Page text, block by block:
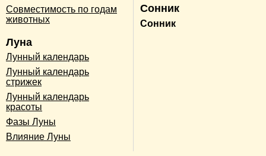
Совместимость по годам
животных
Луна
Лунный календарь
Лунный календарь
стрижек
Лунный календарь
красоты
Фазы Луны
Влияние Луны
Сонник
Сонник